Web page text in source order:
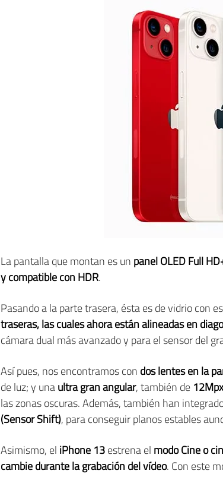
La pantalla que montan es un panel OLED Full
y compatible con HDR.
Pasando a la parte trasera, ésta es de vidrio con
traseras, las cuales ahora están alineadas en
cámara dual más avanzado y para el sensor del
Así pues, nos encontramos con dos lentes en la
de luz; y unaultra gran angular, también de
las zonas oscuras. Además, también han
(Sensor Shift), para conseguir planos estables
Asimismo, el iPhone 13estrena el modo Cine o
cambie durante la grabación del vídeo. Con este